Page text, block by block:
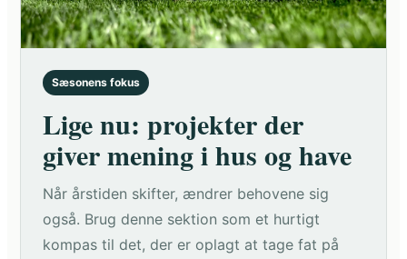
Sæsonens fokus
Lige nu: projekter der
giver mening i hus og have
Når årstiden skifter, ændrer behovene sig
også. Brug denne sektion som et hurtigt
kompas til det, der er oplagt at tage fat på